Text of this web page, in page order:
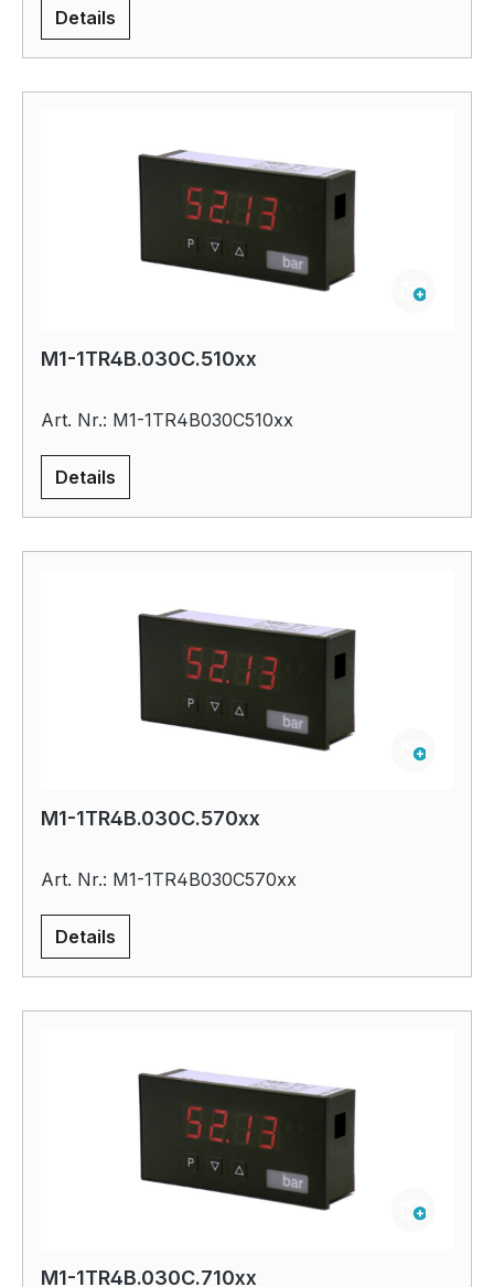
Details
M1-1TR4B.030C.510xx
Art. Nr.: M1-1TR4B030C510xx
Details
M1-1TR4B.030C.570xx
Art. Nr.: M1-1TR4B030C570xx
Details
M1-1TR4B.030C.710xx